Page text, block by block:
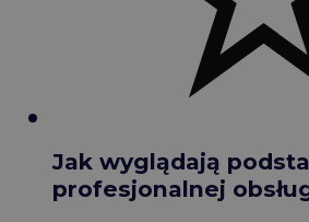
Jak wyglądają
profesjonalnej